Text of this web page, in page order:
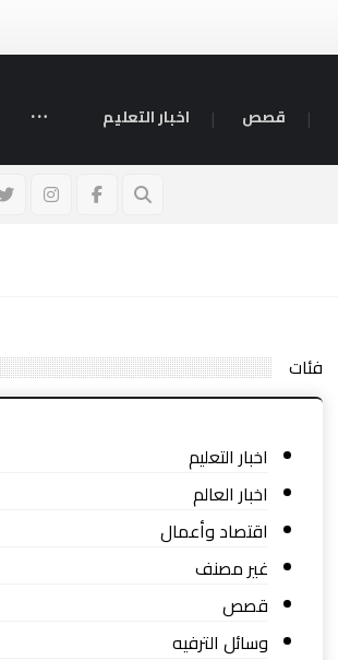
قصص اخبار التعليم
فئات
اخبار التعليم
اخبار العالم
اقتصاد وأعمال
غير مصنف
قصص
وسائل الترفيه